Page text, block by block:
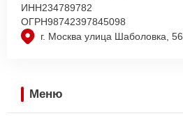
г. Москва улица Шаболовка, 56
ИНН234789782
ОГРН98742397845098
Меню